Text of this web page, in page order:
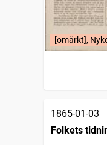
[omärkt],
1865-01-03
Folkets